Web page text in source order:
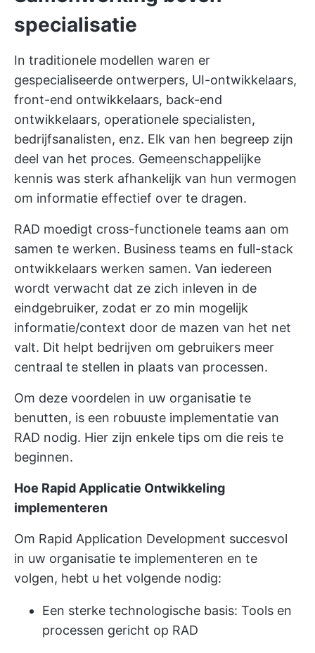
specialisatie
In traditionele modellen waren er
gespecialiseerde ontwerpers, UI-ontwikkelaars,
front-end ontwikkelaars, back-end
ontwikkelaars, operationele specialisten,
bedrijfsanalisten, enz. Elk van hen begreep zijn
deel van het proces. Gemeenschappelijke
kennis was sterk afhankelijk van hun vermogen
om informatie effectief over te dragen.
RAD moedigt cross-functionele teams aan om
samen te werken. Business teams en full-stack
ontwikkelaars werken samen. Van iedereen
wordt verwacht dat ze zich inleven in de
eindgebruiker, zodat er zo min mogelijk
informatie/context door de mazen van het net
valt. Dit helpt bedrijven om gebruikers meer
centraal te stellen in plaats van processen.
Om deze voordelen in uw organisatie te
benutten, is een robuuste implementatie van
RAD nodig. Hier zijn enkele tips om die reis te
beginnen.
Hoe Rapid Applicatie Ontwikkeling
implementeren
Om Rapid Application Development succesvol
in uw organisatie te implementeren en te
volgen, hebt u het volgende nodig:
Een sterke technologische basis: Tools en
processen gericht op RAD